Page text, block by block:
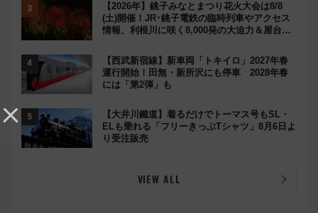
【2026年】銚子みなとまつり花火大会は8/8
(土)開催！JR･銚子電鉄の臨時列車やアクセス
情報、利根川に咲く8,000発の大迫力＆屋台を
【西武新宿線】新車両「トキイロ」2027年春
運行開始！田無・新所沢にも停車 2028年春
には「第2弾」も
【大井川鐵道】着るだけでトーマス号もSL・
ELも乗れる「フリーきっぷTシャツ」8月6日よ
り受注販売
VIEW ALL